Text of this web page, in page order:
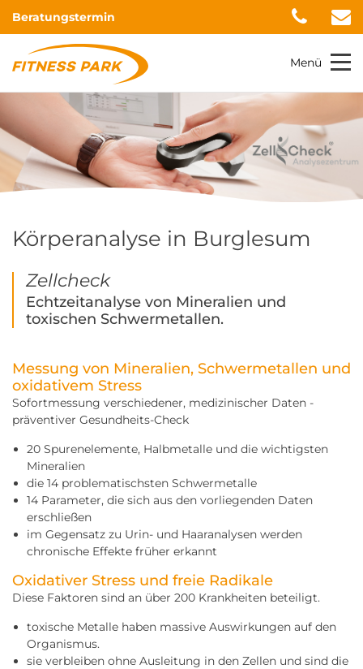
Beratungstermin
Menü
Körperanalyse in Burglesum
Zellcheck
Echtzeitanalyse von Mineralien und
toxischen Schwermetallen.
Messung von Mineralien, Schwermetallen und
oxidativem Stress
Sofortmessung verschiedener, medizinischer Daten -
präventiver Gesundheits-Check
20 Spurenelemente, Halbmetalle und die wichtigsten
Mineralien
die 14 problematischsten Schwermetalle
14 Parameter, die sich aus den vorliegenden Daten
erschließen
im Gegensatz zu Urin- und Haaranalysen werden
chronische Effekte früher erkannt
Oxidativer Stress und freie Radikale
Diese Faktoren sind an über 200 Krankheiten beteiligt.
toxische Metalle haben massive Auswirkungen auf den
Organismus.
sie verbleiben ohne Ausleitung in den Zellen und sind die